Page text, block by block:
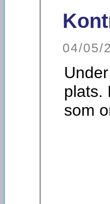
04/05/
plats.
som